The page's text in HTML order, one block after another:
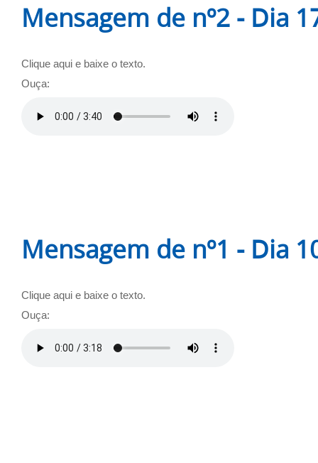
Mensagem de nº2 - Dia
Clique aqui e baixe o texto.
Ouça:
Mensagem de nº1 - Dia
Clique aqui e baixe o texto.
Ouça: